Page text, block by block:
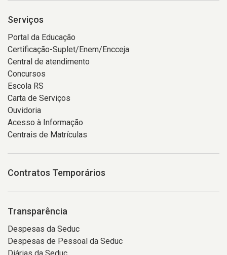
Serviços
Portal da Educação
Certificação-Suplet/Enem/Encceja
Central de atendimento
Concursos
Escola RS
Carta de Serviços
Ouvidoria
Acesso à Informação
Centrais de Matrículas
Contratos Temporários
Transparência
Despesas da Seduc
Despesas de Pessoal da Seduc